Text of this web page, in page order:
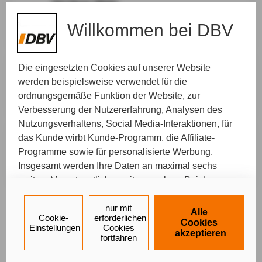
Willkommen bei DBV
Die eingesetzten Cookies auf unserer Website
werden beispielsweise verwendet für die
ordnungsgemäße Funktion der Website, zur
Verbesserung der Nutzererfahrung, Analysen des
Nutzungsverhaltens, Social Media-Interaktionen, für
das Kunde wirbt Kunde-Programm, die Affiliate-
Programme sowie für personalisierte Werbung.
Insgesamt werden Ihre Daten an maximal sechs
weitere Verantwortliche weitergegeben. Bei dem
Einsatz der Dienste für Social Media-Interaktionen
und personalisierte Werbung werden regelmäßig
durch den jeweiligen Anbieter individuelle Profile
angelegt und mit Daten von anderen Webseiten zu
umfassenden Nutzungsprofilen von Ihnen
Alle
Cookies
akzeptieren
nur mit
erforderlichen
Cookies
fortfahren
Cookie-
Einstellungen
Ort Ihrer Wahl
Wir kommen zu Ihnen und nehmen uns Zeit für
Ihr persönliches Anliegen.
Sie möchten einen Schaden melden
Wir rufen Sie zurück. Bitte suchen Sie sich Ihren
Wunschtermin aus, zu dem wir Sie erreichen.
Telefonisch
Wir rufen Sie zurück. Bitte suchen Sie sich Ihren
Wunschtermin aus, zu dem wir Sie erreichen.
Ein Service von
Impressum
Datenschutz Barrierefreiheit